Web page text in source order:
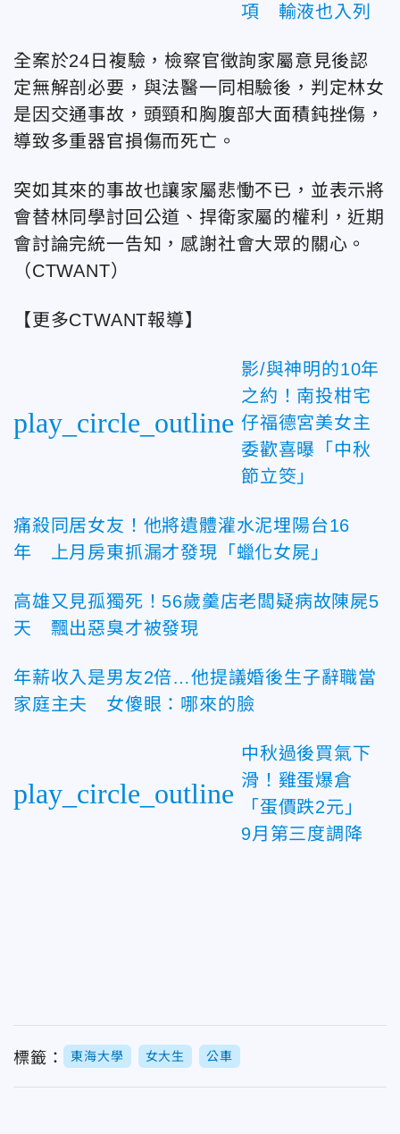
項 輸液也入列
全案於24日複驗，檢察官徵詢家屬意見後認
定無解剖必要，與法醫一同相驗後，判定林女
是因交通事故，頭頸和胸腹部大面積鈍挫傷，
導致多重器官損傷而死亡。
突如其來的事故也讓家屬悲慟不已，並表示將
會替林同學討回公道、捍衛家屬的權利，近期
會討論完統一告知，感謝社會大眾的關心。
（CTWANT）
【更多CTWANT報導】
play_circle_outline
影/與神明的10年
之約！南投柑宅
仔福德宮美女主
委歡喜曝「中秋
節立筊」
痛殺同居女友！他將遺體灌水泥埋陽台16
年 上月房東抓漏才發現「蠟化女屍」
高雄又見孤獨死！56歲羹店老闆疑病故陳屍5
天 飄出惡臭才被發現
年薪收入是男友2倍…他提議婚後生子辭職當
家庭主夫 女傻眼：哪來的臉
play_circle_outline
中秋過後買氣下
滑！雞蛋爆倉
「蛋價跌2元」
9月第三度調降
標籤： 東海大學 女大生 公車